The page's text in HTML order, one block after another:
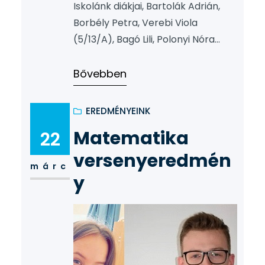
Iskolánk diákjai, Bartolák Adrián,
Borbély Petra, Verebi Viola
(5/13/A), Bagó Lili, Polonyi Nóra
ügyintéző képzés Országos
Szakmai Tanulmányi Versenyén
(OSZTV) továbbjutottak az
által összeállított központi
tanegység záró válogatót
követően. A verseny további
fordulóit nem rendezték meg a
járványügyi helyzetre való
tekintettel. A központi válogatón
közel négyszáz tanuló vett részt…
Bővebben
22
márc
EREDMÉNYEINK
Matematika
versenyeredmén
y